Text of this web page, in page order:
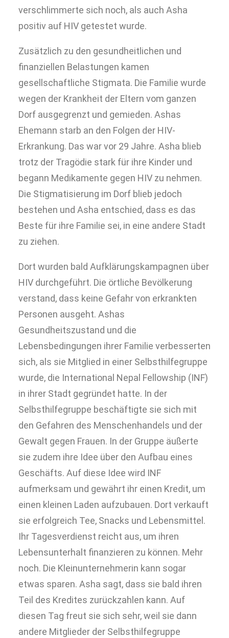
verschlimmerte sich noch, als auch Asha
positiv auf HIV getestet wurde.
Zusätzlich zu den gesundheitlichen und
finanziellen Belastungen kamen
gesellschaftliche Stigmata. Die Familie wurde
wegen der Krankheit der Eltern vom ganzen
Dorf ausgegrenzt und gemieden. Ashas
Ehemann starb an den Folgen der HIV-
Erkrankung. Das war vor 29 Jahre. Asha blieb
trotz der Tragödie stark für ihre Kinder und
begann Medikamente gegen HIV zu nehmen.
Die Stigmatisierung im Dorf blieb jedoch
bestehen und Asha entschied, dass es das
Beste für ihre Familie sei, in eine andere Stadt
zu ziehen.
Dort wurden bald Aufklärungskampagnen über
HIV durchgeführt. Die örtliche Bevölkerung
verstand, dass keine Gefahr von erkrankten
Personen ausgeht. Ashas
Gesundheitszustand und die
Lebensbedingungen ihrer Familie verbesserten
sich, als sie Mitglied in einer Selbsthilfegruppe
wurde, die International Nepal Fellowship (INF)
in ihrer Stadt gegründet hatte. In der
Selbsthilfegruppe beschäftigte sie sich mit
den Gefahren des Menschenhandels und der
Gewalt gegen Frauen. In der Gruppe äußerte
sie zudem ihre Idee über den Aufbau eines
Geschäfts. Auf diese Idee wird INF
aufmerksam und gewährt ihr einen Kredit, um
einen kleinen Laden aufzubauen. Dort verkauft
sie erfolgreich Tee, Snacks und Lebensmittel.
Ihr Tagesverdienst reicht aus, um ihren
Lebensunterhalt finanzieren zu können. Mehr
noch. Die Kleinunternehmerin kann sogar
etwas sparen. Asha sagt, dass sie bald ihren
Teil des Kredites zurückzahlen kann. Auf
diesen Tag freut sie sich sehr, weil sie dann
andere Mitglieder der Selbsthilfegruppe